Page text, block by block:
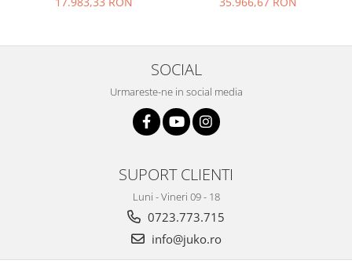
SOCIAL
Urmareste-ne in social media
SUPORT CLIENTI
Luni - Vineri 09 - 18
0723.773.715
info@juko.ro